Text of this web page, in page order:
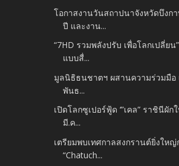
โอกาสงานวันสถาปนาจังหวัดบึงก
ปี และงาน...
“7HD รวมพลังปรับ เพื่อโลกเปลี่ย
แบบสื่...
มูลนิธิธนชาตฯ ผสานความร่วมมือ
พันธ...
เปิดโลกซูเปอร์ฟู้ด ‘”เคล” ราชินีผัก
มี.ค...
เตรียมพบเทศกาลสงกรานต์ยิ่งใหญ่
“Chatuch...